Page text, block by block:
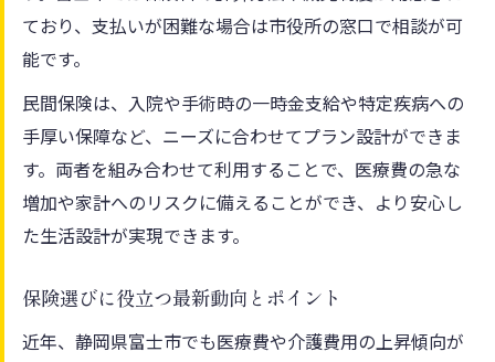
ており、支払いが困難な場合は市役所の窓口で相談が可
能です。
民間保険は、入院や手術時の一時金支給や特定疾病への
手厚い保障など、ニーズに合わせてプラン設計ができま
す。両者を組み合わせて利用することで、医療費の急な
増加や家計へのリスクに備えることができ、より安心し
た生活設計が実現できます。
保険選びに役立つ最新動向とポイント
近年、静岡県富士市でも医療費や介護費用の上昇傾向が